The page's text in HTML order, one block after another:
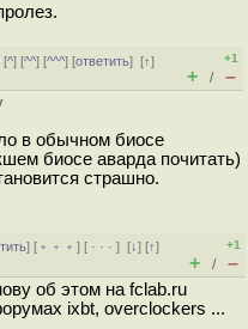
[^] [^^] [^^^] [ответить][↑]
+1
+ / –
в обычном биосе
биосе аварда почитать)
страшно.
] [ ﹢﹢﹢] [ · · ·][↓] [↑]
+1
+ / –
об этом на fclab.ru
ixbt, overclockers ...